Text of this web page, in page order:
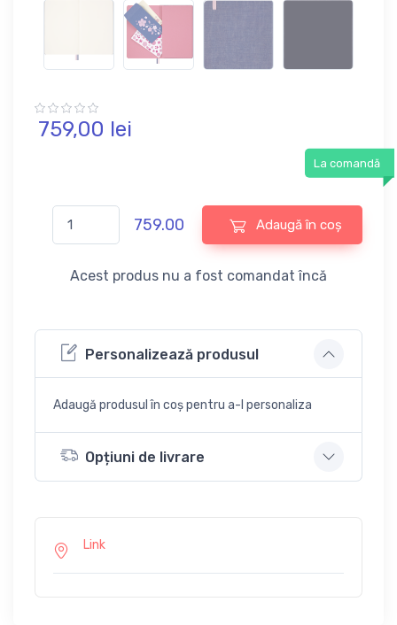
759,00 lei
La comandă
759.00 Adaugă în coș
Acest produs nu a fost comandat încă
Personalizează produsul
Adaugă produsul în coș pentru a-l personaliza
Opțiuni de livrare
Link